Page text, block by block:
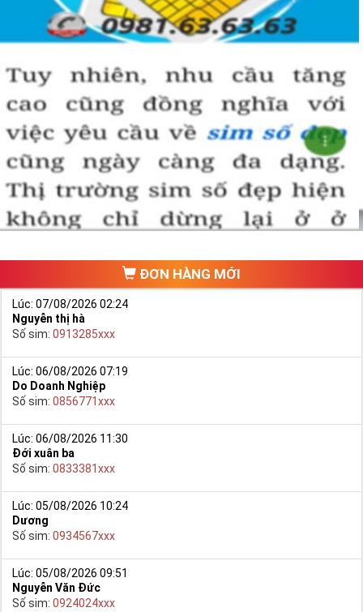
Thế Nào Là Sim Phong Thủy?
Sim phong thủylà số sim được tính toán theo các nguyên
tắc số học phương đông như lục thập tứ quái, ngũ hành sinh
khắc, âm dương tương phối, cửu tinh đồ pháp và hội tụ đầy
đủ những yếu tố để tạo ra một sim số đẹp phong thủy hợp
tuổi hợp mệnh với người dùng.
Sim phong thủy ngày càng khẳng định được giá trị thiết thực
mà ý nghĩa sim đem lại. Như vậy giá trị thiết thực ở đây là
ĐƠN HÀNG MỚI
Lúc: 07/08/2026 02:24
Nguyễn thị hà
Số sim: 0913285xxx
Lúc: 06/08/2026 07:19
Do Doanh Nghiệp
Số sim: 0856771xxx
Lúc: 06/08/2026 11:30
Đới xuân ba
Số sim: 0833381xxx
Lúc: 05/08/2026 10:24
Dương
Số sim: 0934567xxx
Lúc: 05/08/2026 09:51
Nguyễn Văn Đức
Số sim: 0924024xxx